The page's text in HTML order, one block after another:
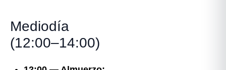
Mediodía
(12:00–14:00)